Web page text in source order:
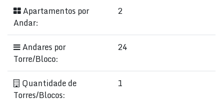
Apartamentos por
Andar:
2
Andares por
Torre/Bloco:
24
Quantidade de
Torres/Blocos:
1